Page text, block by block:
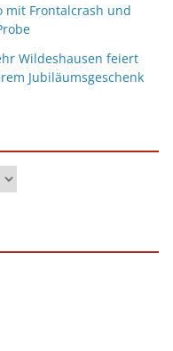
mit Frontalcrash und
Wildeshausen feiert
Jubiläumsgeschenk